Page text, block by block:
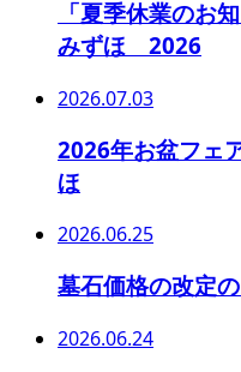
「夏季休業のお
みずほ 2026
2026.07.03
2026年お盆フェ
ほ
2026.06.25
墓石価格の改定
2026.06.24